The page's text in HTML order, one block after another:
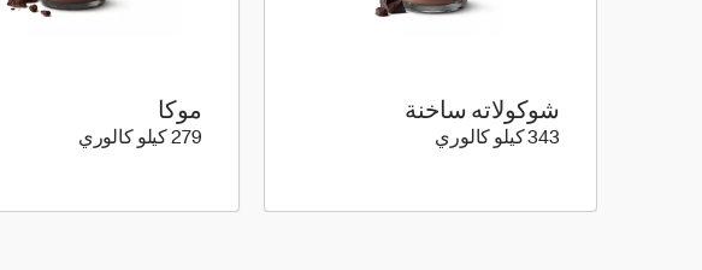
شوكولاته ساخنة
343 كيلو كالوري 343 كيلو سعرة حرارية
موكا
279 كيلو كالوري